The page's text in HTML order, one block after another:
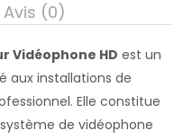
Avis (0)
Vidéophone HD est un
aux installations de
Elle constitue
de vidéophone